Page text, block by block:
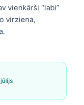
vienkārši “labi”
virziena,